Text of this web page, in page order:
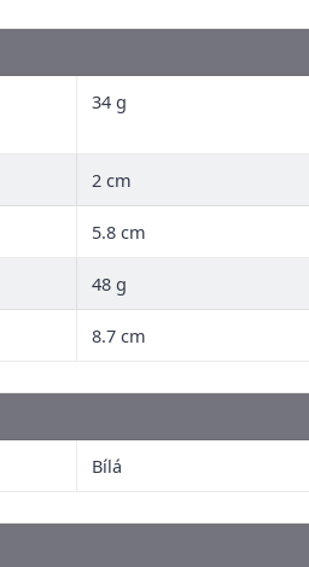
34 g
2 cm
5.8 cm
48 g
8.7 cm
Bílá